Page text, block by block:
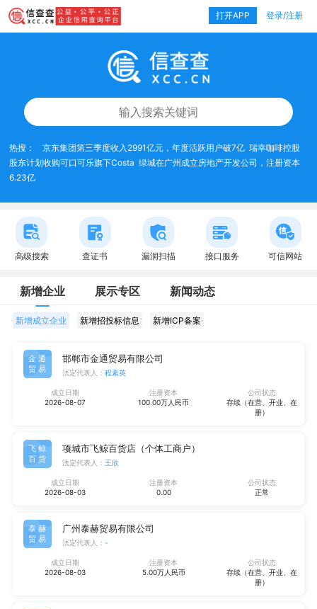
打开APP 登录/注册
热搜： 京东集团第三季度收入2991亿元，年度活跃用户破7亿 瑞幸咖啡控股
股东计划收购可口可乐旗下Costa 绿城在广州成立房地产开发公司，注册资本
6.23亿
高级搜索 查证书 漏洞扫描 接口服务 可信网站
新增企业 展示专区 新闻动态
新增成立企业 新增招投标信息 新增ICP备案
金通
贸易
邯郸市金通贸易有限公司
法定代表人： 程素英
成立日期
2026-08-07
注册资本
100.00万人民币
公司状态
存续（在营、开业、在
册）
飞鲸
百货
项城市飞鲸百货店（个体工商户）
法定代表人： 王欣
成立日期
2026-08-03
注册资本
0.00
公司状态
正常
泰赫
贸易
广州泰赫贸易有限公司
法定代表人： -
成立日期
2026-08-03
注册资本
5.00万人民币
公司状态
存续（在营、开业、在
册）